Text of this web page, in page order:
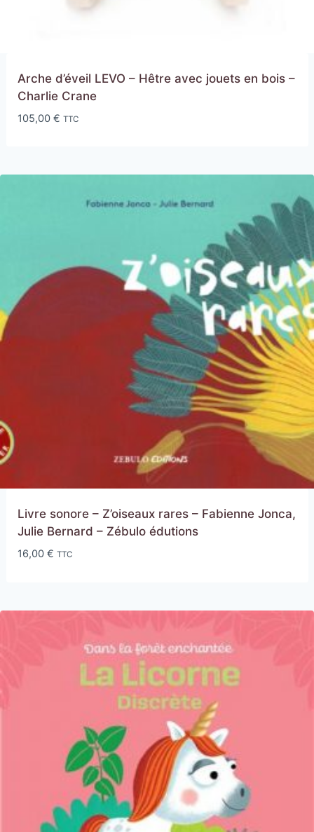
Arche d’éveil LEVO – Hêtre avec jouets en bois –
Charlie Crane
105,00 € TTC
Livre sonore – Z’oiseaux rares – Fabienne Jonca,
Julie Bernard – Zébulo édutions
16,00 € TTC